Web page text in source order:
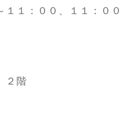
１１：００、１１：００
階